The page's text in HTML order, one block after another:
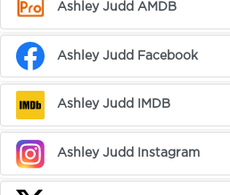
Ashley Judd AMDB
Ashley Judd Facebook
Ashley Judd IMDB
Ashley Judd Instagram